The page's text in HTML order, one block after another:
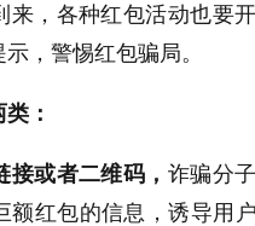
来，各种红包活动也要
，警惕红包骗局。
：
或者二维码， 诈骗分
额红包的信息，诱导用